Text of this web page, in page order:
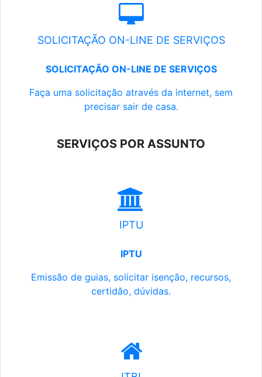
SOLICITAÇÃO ON-LINE DE SERVIÇOS
SOLICITAÇÃO ON-LINE DE SERVIÇOS
Faça uma solicitação através da internet, sem
precisar sair de casa.
SERVIÇOS POR ASSUNTO
IPTU
IPTU
Emissão de guias, solicitar isenção, recursos,
certidão, dúvidas.